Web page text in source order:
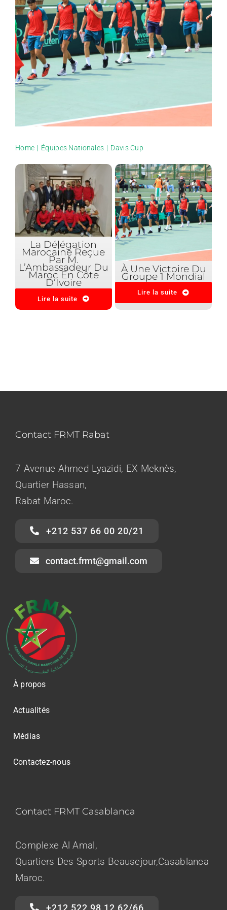
Formations
Documents
Nous Contacter
Home Équipes Nationales Davis Cup
La Délégation
Marocaine Reçue
Par M.
L’Ambassadeur Du
Maroc En Côte
D’Ivoire
Lire la suite
À Une Victoire Du
Groupe 1 Mondial
Lire la suite
Contact FRMT Rabat
7 Avenue Ahmed Lyazidi, EX Meknès,
Quartier Hassan,
Rabat Maroc.
+212 537 66 00 20/21
contact.frmt@gmail.com
À propos
Actualités
Médias
Contactez-nous
Contact FRMT Casablanca
Complexe Al Amal,
Quartiers Des Sports Beausejour,Casablanca
Maroc.
+212 522 98 12 62/66